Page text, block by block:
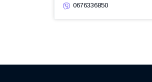
0676336850